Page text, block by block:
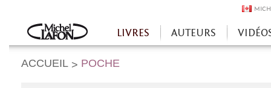
Accueil
LIVRES AUTEURS
ACCUEIL > POCHE